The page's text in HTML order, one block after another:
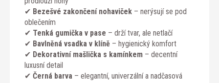
✔ Bezešvé zakončení nohaviček – nerýsují se pod
oblečením
✔ Tenká gumička v pase – drží tvar, ale netlačí
✔ Bavlněná vsadka v klíně – hygienický komfort
✔ Dekorativní mašlička s kamínkem – decentní
luxusní detail
✔ Černá barva – elegantní, univerzální a nadčasová